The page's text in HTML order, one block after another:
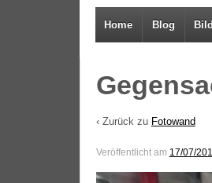
Home Blog
‹ Zurück zu Fotowand
Veröffentlicht am 17/07/